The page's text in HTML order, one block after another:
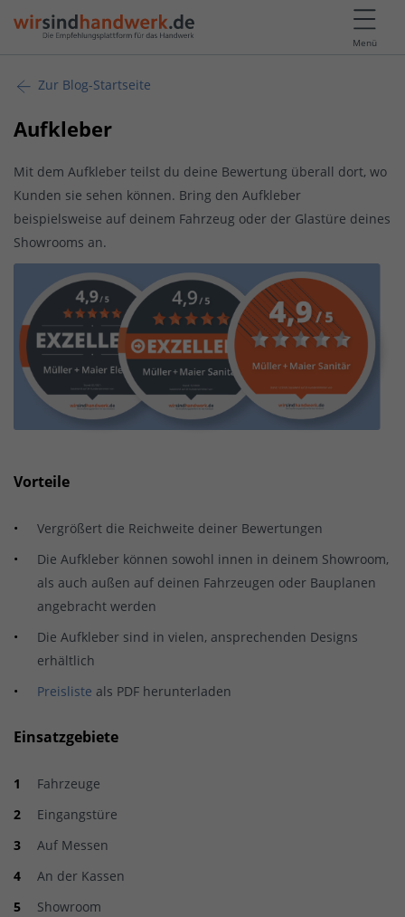
Menü
Zur Blog-Startseite
Aufkleber
Mit dem Aufkleber teilst du deine Bewertung überall dort, wo
Kunden sie sehen können. Bring den Aufkleber
beispielsweise auf deinem Fahrzeug oder der Glastüre deines
Showrooms an.
Vorteile
Vergrößert die Reichweite deiner Bewertungen
Die Aufkleber können sowohl innen in deinem Showroom,
als auch außen auf deinen Fahrzeugen oder Bauplanen
angebracht werden
Die Aufkleber sind in vielen, ansprechenden Designs
erhältlich
Preisliste als PDF herunterladen
Einsatzgebiete
Fahrzeuge
Eingangstüre
Auf Messen
An der Kassen
Showroom